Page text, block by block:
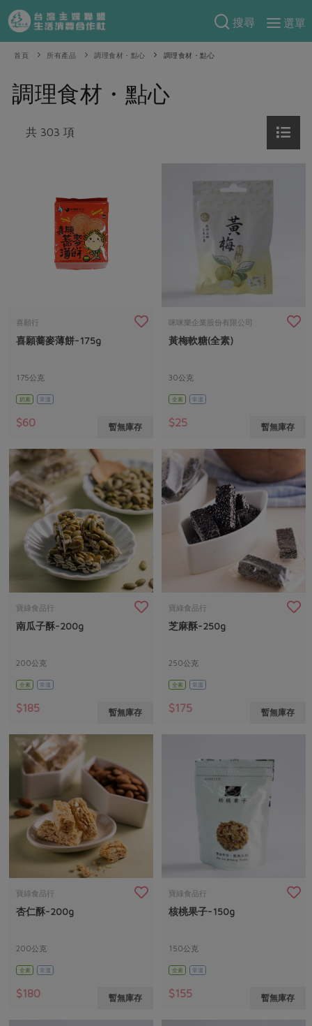
搜尋
選單
產品分類
一籃菜 當令水果
芽苗類
奶蛋豆・五穀
水畜加工品
調理食材・點心
調味醬料/南北貨 烘焙
保健食品
居家好物
美妝保養 個人清潔
家庭清潔
圖書禮品
素食專區
樂齡友善
食譜料理
料理方式
醬料
湯品．鍋物
涼拌沙拉
飲品
主題食譜
異國料理
年菜食譜
高麗菜海鮮煎餅
防災用品預購圓滿結束
2026年端午節預購圓滿結束
更多預購活動
合作25-經典快閃最後一週
合作25-精選產品第三彈
更多當季產品
議題活動
主婦聯盟X樂齡網特約優惠案
30%rPET紅烏龍茶
2024農業發展計畫年度報告
更多議題活動
把最好的台灣味帶回家！
一籃菜真心話
社內大小事 合作聯合國
產品故事
廚房瑜伽
減硝酸鹽
減添加物 減塑減廢
公益金 食農教育
更多議題
生活者e週報
綠主張月刊
認識合作社
關於我們
自主把關
檢驗報告
硝酸鹽檢驗
社員權益
合作社法規
社務專區
選舉專區
媒體報導
地區活動
活動報下載
重要公告
首頁 所有產品 調理食材・點心 調理食材・點心
調理食材・點心
共 303 項
喜願行
喜願蕎麥薄餅-175g
175公克
奶素 常溫
$60 暫無庫存
咪咪樂企業股份有限公司
黃梅軟糖(全素)
30公克
全素 常溫
$25 暫無庫存
寶綠食品行
南瓜子酥-200g
200公克
全素 常溫
$185 暫無庫存
寶綠食品行
芝麻酥-250g
250公克
全素 常溫
$175 暫無庫存
寶綠食品行
杏仁酥-200g
200公克
全素 常溫
$180 暫無庫存
寶綠食品行
核桃果子-150g
150公克
全素 常溫
$155 暫無庫存